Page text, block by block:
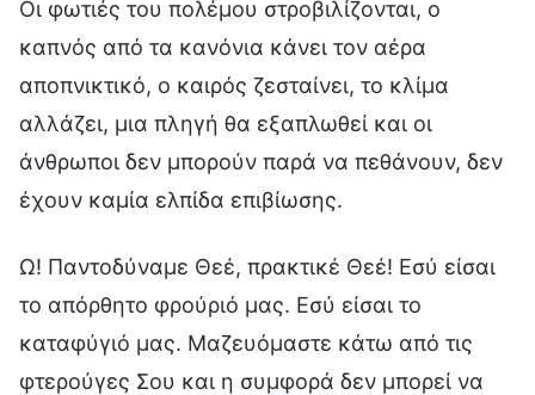
Οι φωτιές του πολέμου στροβιλίζονται, ο
καπνός από τα κανόνια κάνει τον αέρα
αποπνικτικό, ο καιρός ζεσταίνει, το κλίμα
αλλάζει, μια πληγή θα εξαπλωθεί και οι
άνθρωποι δεν μπορούν παρά να πεθάνουν, δεν
έχουν καμία ελπίδα επιβίωσης.
Ω! Παντοδύναμε Θεέ, πρακτικέ Θεέ! Εσύ είσαι
το απόρθητο φρούριό μας. Εσύ είσαι το
καταφύγιό μας. Μαζευόμαστε κάτω από τις
φτερούγες Σου και η συμφορά δεν μπορεί να